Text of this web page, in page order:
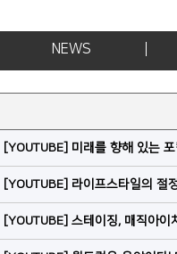
NEWS
[YOUTUBE] 미래를 향해 있는
[YOUTUBE] 라이프스타일의 절
[YOUTUBE] 스테이징, 매직아